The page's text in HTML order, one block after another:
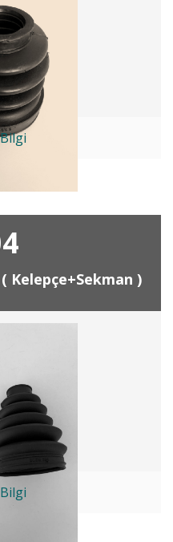
Kelepçe+Sekman )